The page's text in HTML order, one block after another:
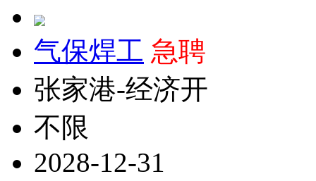
气保焊工 急聘
张家港-经济开
不限
2028-12-31